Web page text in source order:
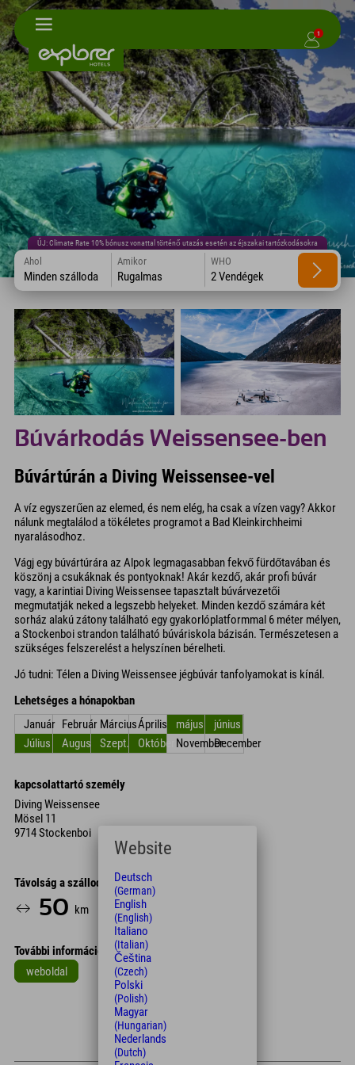
1
ÚJ: Climate Rate 10% bónusz vonattal történő utazás esetén az éjszakai tartózkodásokra
Ahol
Minden szálloda
Amikor
Rugalmas
WHO
2 Vendégek
Búvárkodás Weissensee-ben
Búvártúrán a Diving Weissensee-vel
A víz egyszerűen az elemed, és nem elég, ha csak a vízen vagy? Akkor
nálunk megtalálod a tökéletes programot a Bad Kleinkirchheimi
nyaralásodhoz.
Vágj egy búvártúrára az Alpok legmagasabban fekvő fürdőtavában és
köszönj a csukáknak és pontyoknak! Akár kezdő, akár profi búvár
vagy, a karintiai Diving Weissensee tapasztalt búvárvezetői
megmutatják neked a legszebb helyeket. Minden kezdő számára két
sorház alakú zátony található egy gyakorlóplatformmal 6 méter mélyen,
a Stockenboi strandon található búváriskola bázisán. Természetesen a
szükséges felszerelést a helyszínen bérelheti.
Jó tudni: Télen a Diving Weissensee jégbúvár tanfolyamokat is kínál.
Lehetséges a hónapokban
Január Február MárciusÁprilis május
június
Július
AugusztusSzept. Október NovemberDecember
kapcsolattartó személy
Diving Weissensee
Mösel 11
9714 Stockenboi
Távolság a szállodától
50 km 65
További információk
weboldal
Website
Deutsch
(German)
English
(English)
Italiano
(Italian)
Čeština
(Czech)
Polski
(Polish)
Magyar
(Hungarian)
Nederlands
(Dutch)